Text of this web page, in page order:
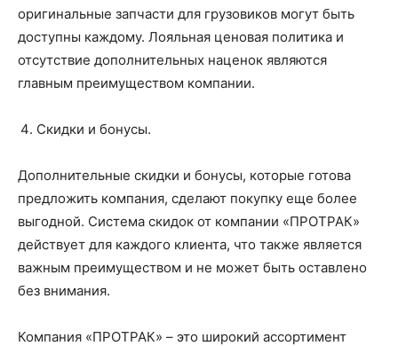
оригинальные запчасти для грузовиков могут быть
доступны каждому. Лояльная ценовая политика и
отсутствие дополнительных наценок являются
главным преимуществом компании.
Скидки и бонусы.
Дополнительные скидки и бонусы, которые готова
предложить компания, сделают покупку еще более
выгодной. Система скидок от компании «ПРОТРАК»
действует для каждого клиента, что также является
важным преимуществом и не может быть оставлено
без внимания.
Компания «ПРОТРАК» – это широкий ассортимент